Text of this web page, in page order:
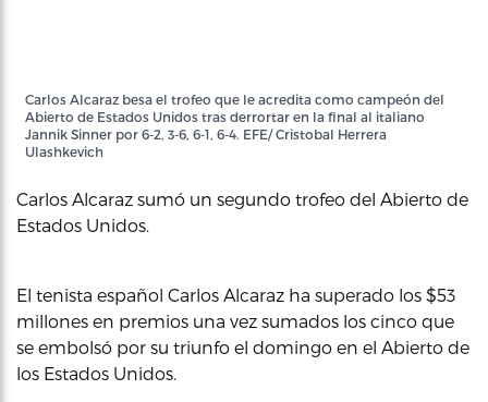
Carlos Alcaraz besa el trofeo que le acredita como campeón del
Abierto de Estados Unidos tras derrortar en la final al italiano
Jannik Sinner por 6-2, 3-6, 6-1, 6-4. EFE/ Cristobal Herrera
Ulashkevich
Carlos Alcaraz sumó un segundo trofeo del Abierto de
Estados Unidos.
El tenista español Carlos Alcaraz ha superado los $53
millones en premios una vez sumados los cinco que
se embolsó por su triunfo el domingo en el Abierto de
los Estados Unidos.